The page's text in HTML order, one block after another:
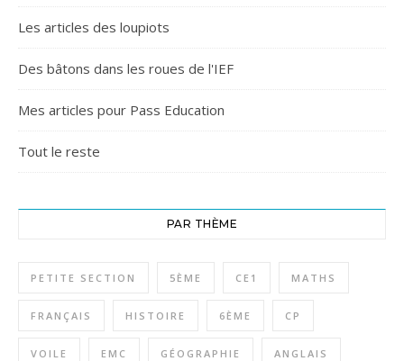
Les articles des loupiots
Des bâtons dans les roues de l'IEF
Mes articles pour Pass Education
Tout le reste
PAR THÈME
PETITE SECTION 5ÈME CE1 MATHS
FRANÇAIS HISTOIRE 6ÈME CP
VOILE EMC GÉOGRAPHIE ANGLAIS